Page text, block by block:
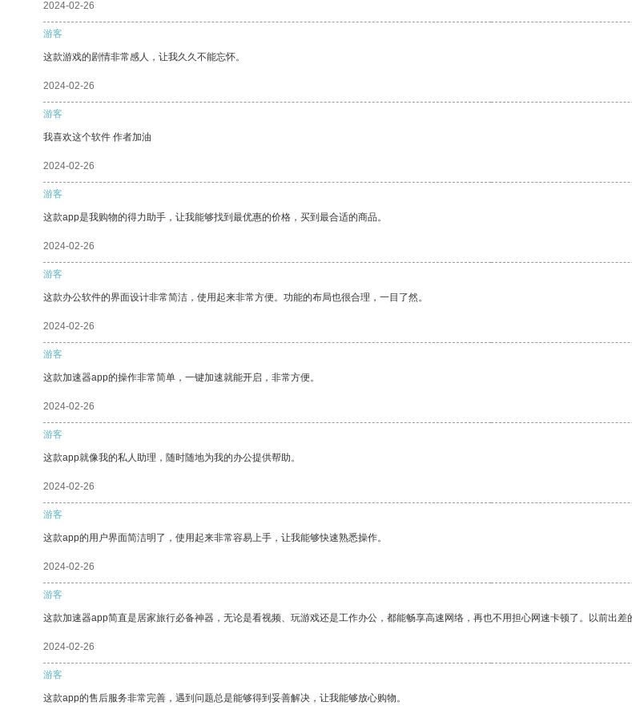
2024-02-26
游客
这款游戏的剧情非常感人，让我久久不能忘怀。
2024-02-26
游客
我喜欢这个软件 作者加油
2024-02-26
游客
这款app是我购物的得力助手，让我能够找到最优惠的价格，买到最合适的商品。
2024-02-26
游客
这款办公软件的界面设计非常简洁，使用起来非常方便。功能的布局也很合理，一目了然。
2024-02-26
游客
这款加速器app的操作非常简单，一键加速就能开启，非常方便。
2024-02-26
游客
这款app就像我的私人助理，随时随地为我的办公提供帮助。
2024-02-26
游客
这款app的用户界面简洁明了，使用起来非常容易上手，让我能够快速熟悉操作。
2024-02-26
游客
这款加速器app简直是居家旅行必备神器，无论是看视频、玩游戏还是工作办公，都能畅享高速网络，再也不用担心网速卡顿了。以前出
2024-02-26
游客
这款app的售后服务非常完善，遇到问题总是能够得到妥善解决，让我能够放心购物。